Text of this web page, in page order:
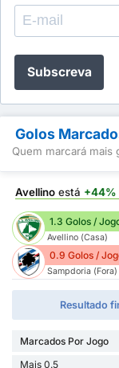
Subscreva
Golos
Quem marcará mais
Avellino está +44%
1.3 Golos /
Avellino (Casa)
0.9 Golos /
Sampdoria (Fora)
Resultado
Marcados Por Jogo
Mais 0.5